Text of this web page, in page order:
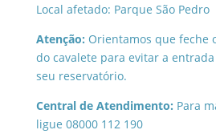
Local afetado: Parque São Pedro
Atenção: Orientamos que feche
do cavalete para evitar a
seu reservatório.
Central de Atendimento: Para
ligue 08000 112 190